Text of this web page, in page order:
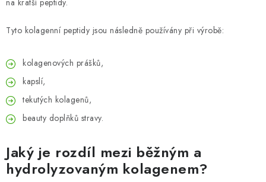
na kratší peptidy.
Tyto kolagenní peptidy jsou následně používány při výrobě:
kolagenových prášků,
kapslí,
tekutých kolagenů,
beauty doplňků stravy.
Jaký je rozdíl mezi běžným a
hydrolyzovaným kolagenem?